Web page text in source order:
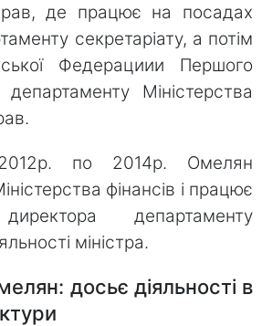
де працює на посадах
секретаріату, а потім
Федерациии Першого
департаменту Міністерства
по 2014р. Омелян
фінансів і працює
департаменту
міністра.
досьє діяльності в